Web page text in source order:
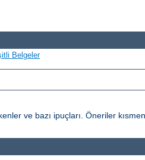
Belgeler
ve bazı ipuçları. Öneriler